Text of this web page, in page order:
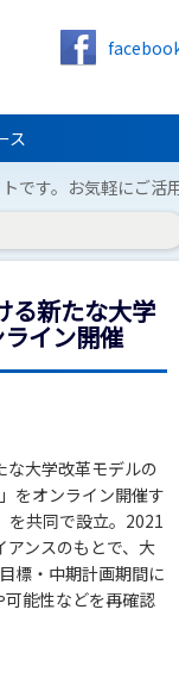
ス
です。お気軽にご活
る新たな大学
イン開催
な大学改革モデルの
をオンライン開催す
を共同で設立。2021
ンスのもとで、大
標・中期計画期間に
能性などを再確認